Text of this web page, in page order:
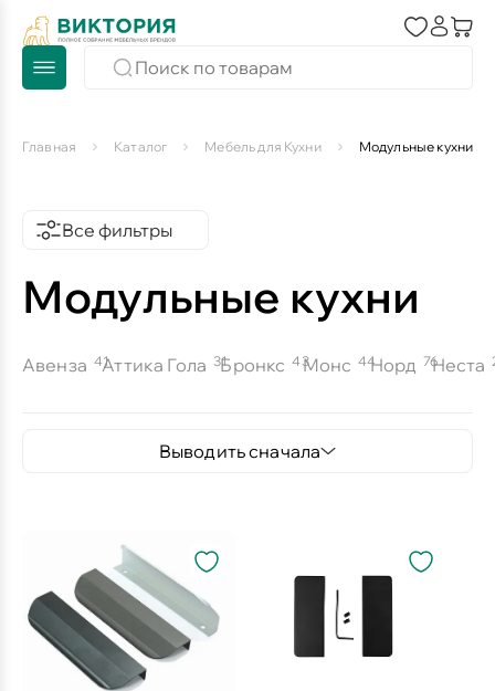
Главная Каталог Мебель для Кухни Модульные кухни
Все фильтры
Модульные кухни
Авенза 41Аттика Гола 31Бронкс 43Монс 44Норд 76Неста
Выводить сначала